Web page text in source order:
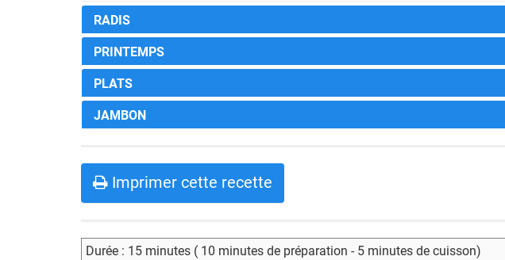
RADIS
PRINTEMPS
PLATS
JAMBON
Imprimer cette recette
Durée : 15 minutes ( 10 minutes de préparation - 5 minutes de cuisson)